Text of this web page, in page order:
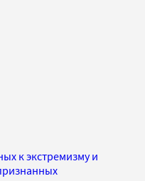
к экстремизму и